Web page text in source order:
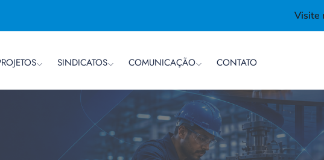
Visite
SINDICATOS COMUNICAÇÃO CONTATO